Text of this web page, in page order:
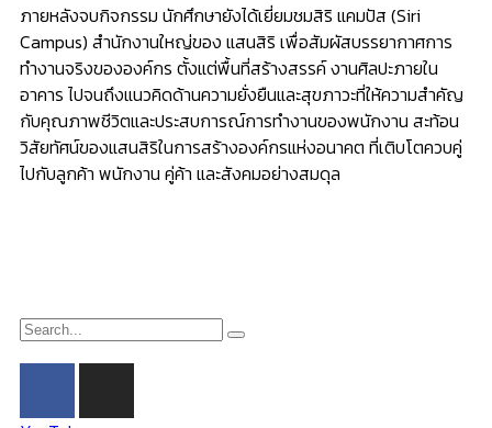
ภายหลังจบกิจกรรม นักศึกษายังได้เยี่ยมชมสิริ แคมปัส (Siri
Campus) สำนักงานใหญ่ของ แสนสิริ เพื่อสัมผัสบรรยากาศการ
ทำงานจริงขององค์กร ตั้งแต่พื้นที่สร้างสรรค์ งานศิลปะภายใน
อาคาร ไปจนถึงแนวคิดด้านความยั่งยืนและสุขภาวะที่ให้ความสำคัญ
กับคุณภาพชีวิตและประสบการณ์การทำงานของพนักงาน สะท้อน
วิสัยทัศน์ของแสนสิริในการสร้างองค์กรแห่งอนาคต ที่เติบโตควบคู่
ไปกับลูกค้า พนักงาน คู่ค้า และสังคมอย่างสมดุล